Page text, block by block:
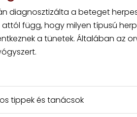
diagnosztizálta a beteget
függ, hogy milyen típusú
a tünetek. Általában az
tippek és tanácsok